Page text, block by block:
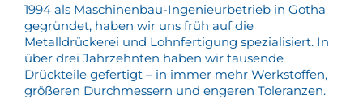
1994 als Maschinenbau-Ingenieurbetrieb in Gotha
gegründet, haben wir uns früh auf die
Metalldrückerei und Lohnfertigung spezialisiert. In
über drei Jahrzehnten haben wir tausende
Drückteile gefertigt – in immer mehr Werkstoffen,
größeren Durchmessern und engeren Toleranzen.